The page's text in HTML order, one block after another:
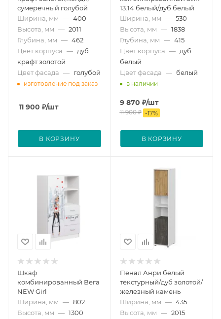
сумеречный голубой
Ширина, мм — 400
Высота, мм — 2011
Глубина, мм — 462
Цвет корпуса — дуб
крафт золотой
Цвет фасада — голубой
изготовление под заказ
11 900 ₽/шт
В КОРЗИНУ
13.14 белый/дуб белый
Ширина, мм — 530
Высота, мм — 1838
Глубина, мм — 415
Цвет корпуса — дуб
белый
Цвет фасада — белый
в наличии
9 870 ₽/шт
11 900₽ -17%
В КОРЗИНУ
Шкаф
комбинированный Вега
NEW Girl
Ширина, мм — 802
Высота, мм — 1300
Пенал Анри белый
текстурный/дуб золотой/
железный камень
Ширина, мм — 435
Высота, мм — 2015